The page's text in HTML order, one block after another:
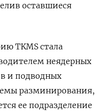
оставшиеся
TKMS стала
неядерных
и подводных
разминирования,
ее подразделение